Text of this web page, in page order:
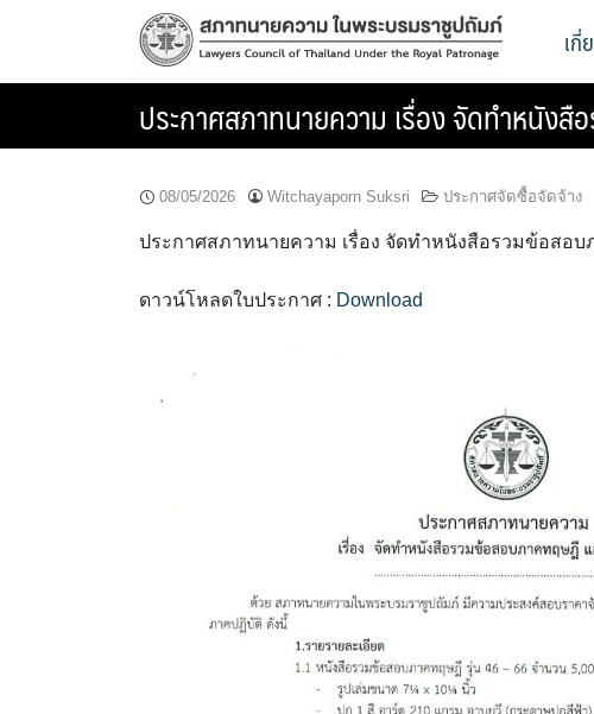
เกี่
ประกาศสภาทนายความ เรื่อง จัดทำหนัง
08/05/2026 Witchayaporn Suksri ประกาศจัดซื้อจัดจ้าง
ประกาศสภาทนายความ เรื่อง จัดทำหนังสือรวมข้อสอ
ดาวน์โหลดใบประกาศ : Download